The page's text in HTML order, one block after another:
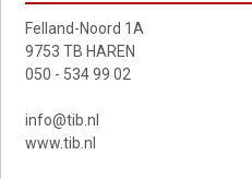
Felland-Noord 1A
9753 TB HAREN
050 - 534 99 02
info@tib.nl
www.tib.nl